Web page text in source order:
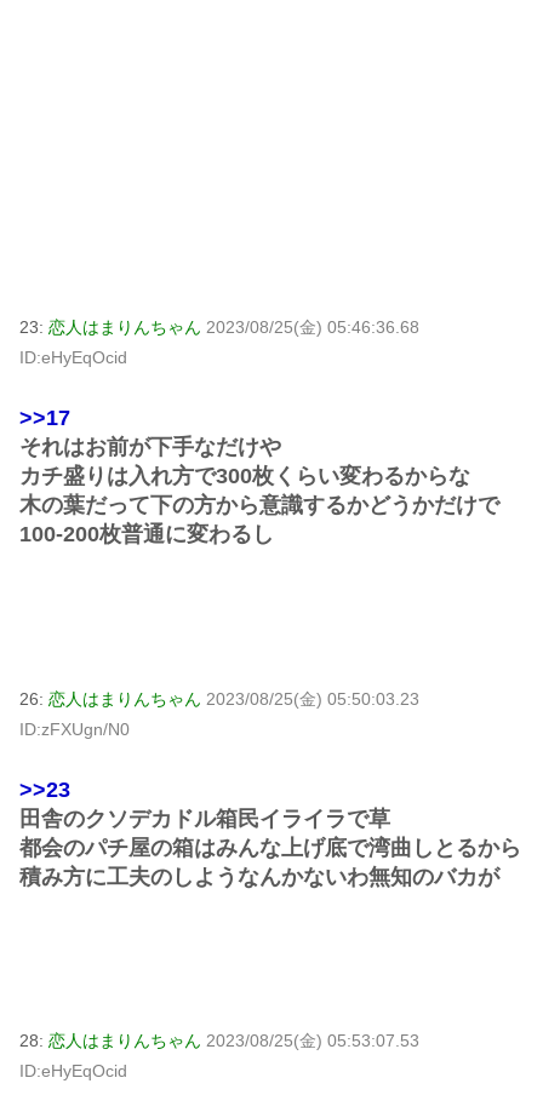
23: 恋人はまりんちゃん 2023/08/25(金) 05:46:36.68
ID:eHyEqOcid
>>17
それはお前が下手なだけや
カチ盛りは入れ方で300枚くらい変わるからな
木の葉だって下の方から意識するかどうかだけで
100-200枚普通に変わるし
26: 恋人はまりんちゃん 2023/08/25(金) 05:50:03.23
ID:zFXUgn/N0
>>23
田舎のクソデカドル箱民イライラで草
都会のパチ屋の箱はみんな上げ底で湾曲しとるから
積み方に工夫のしようなんかないわ無知のバカが
28: 恋人はまりんちゃん 2023/08/25(金) 05:53:07.53
ID:eHyEqOcid